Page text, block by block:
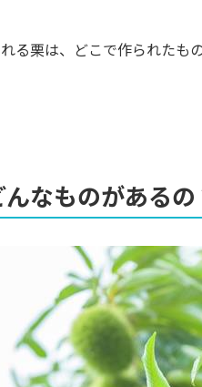
る栗は、どこで作られたも
なものがあるの